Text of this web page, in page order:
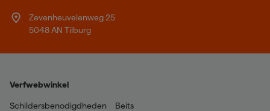
Zevenheuvelenweg 25
5048 AN Tilburg
Verfwebwinkel
Schildersbenodigdheden
Beits